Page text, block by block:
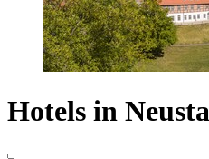
Hotels in